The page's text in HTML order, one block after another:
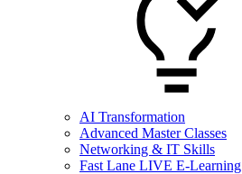
AI Transformation
Advanced Master Classes
Networking & IT Skills
Fast Lane LIVE E-Learning